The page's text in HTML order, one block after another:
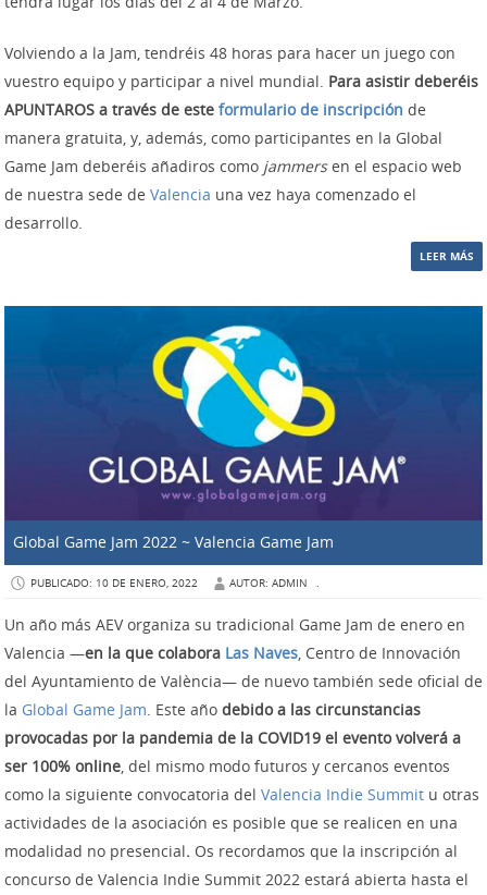
Volviendo a la Jam, tendréis 48 horas para hacer un juego con
vuestro equipo y participar a nivel mundial. Para asistir deberéis
APUNTAROS a través de este formulario de inscripción de
manera gratuita, y, además, como participantes en la Global
Game Jam deberéis añadiros como jammersen el espacio web
de nuestra sede de Valencia una vez haya comenzado el
desarrollo.
LEER MÁS
Global Game Jam 2022 ~ Valencia Game Jam
PUBLICADO: 10 DE ENERO, 2022 AUTOR: ADMIN .
Un año más AEV organiza su tradicional Game Jam de enero en
Valencia —en la que colabora Las Naves, Centro de Innovación
del Ayuntamiento de València— de nuevo también sede oficial de
la Global Game Jam. Este año debido a las circunstancias
provocadas por la pandemia de la COVID19 el evento volverá a
ser 100% online, del mismo modo futuros y cercanos eventos
como la siguiente convocatoria del Valencia Indie Summit u otras
actividades de la asociación es posible que se realicen en una
modalidad no presencial. Os recordamos que la inscripción al
concurso de Valencia Indie Summit 2022 estará abierta hasta el